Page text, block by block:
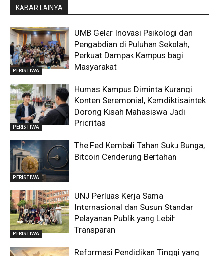
KABAR LAINYA
PERISTIWA
UMB Gelar Inovasi Psikologi dan
Pengabdian di Puluhan Sekolah,
Perkuat Dampak Kampus bagi
Masyarakat
PERISTIWA
Humas Kampus Diminta Kurangi
Konten Seremonial, Kemdiktisaintek
Dorong Kisah Mahasiswa Jadi
Prioritas
PERISTIWA
The Fed Kembali Tahan Suku Bunga,
Bitcoin Cenderung Bertahan
PERISTIWA
UNJ Perluas Kerja Sama
Internasional dan Susun Standar
Pelayanan Publik yang Lebih
Transparan
Reformasi Pendidikan Tinggi yang